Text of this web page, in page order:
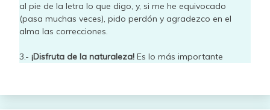
al pie de la letra lo que digo, y, si me he equivocado
(pasa muchas veces), pido perdón y agradezco en el
alma las correcciones.
3.- ¡Disfruta de la naturaleza! Es lo más importante